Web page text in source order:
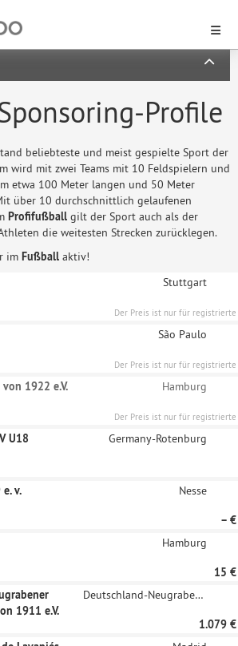
Profile
beliebteste und meist gespielte Sport der
wird mit zwei Teams mit 10 Feldspielern und
etwa 100 Meter langen und 50 Meter
über 10 durchschnittlich gelaufenen
Profifußball gilt der Sport auch als der
die weitesten Strecken zurücklegen.
im Fußball aktiv!
Stuttgart
Der Preis ist nur für registrierte
Unternehmen sichtbar
São Paulo
Der Preis ist nur für registrierte
Unternehmen sichtbar
1922 e.V. Hamburg
Der Preis ist nur für registrierte
Unternehmen sichtbar
U18 Germany-Rotenburg
v.
Nesse
– €
Hamburg
15 €
1911 e.V.
Deutschland-Neugraben-Fischbek
1.079 €